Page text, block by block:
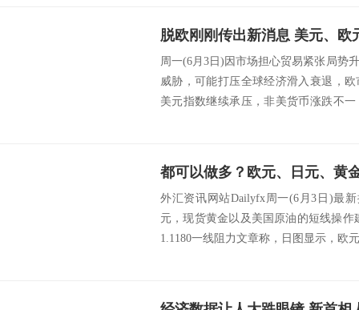
周一(6月3日)因市场担心贸易紧张局势
威胁，可能打压全球经济滑入衰退，
美元指数继续承压，非美货币涨跌不
外汇资讯网站Dailyfx周一(6月3日)最
元，现货黄金以及美国原油的短线操
1.1180一线阻力文章称，日图显示，欧